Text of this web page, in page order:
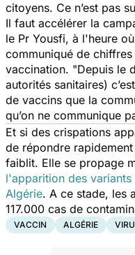
citoyens. Ce n’est pas
Il faut accélérer la
le Pr Yousfi, à l'heure
communiqué de
vaccination. "Depuis le
autorités sanitaires)
de vaccins que la
qu’on ne communique
Et si des crispations
de répondre
faiblit. Elle se propage
l'apparition des
Algérie. A ce stade, les
117.000 cas de
VACCIN ALGÉRIE